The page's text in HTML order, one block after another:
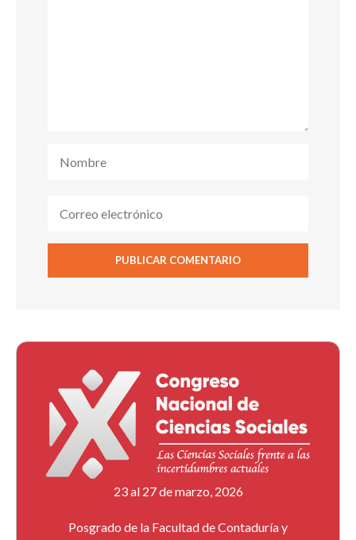
23 al 27 de marzo, 2026
Posgrado de la Facultad de Contaduría y